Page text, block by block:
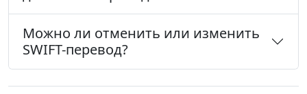
Можно ли отменить или изменить
SWIFT-перевод?